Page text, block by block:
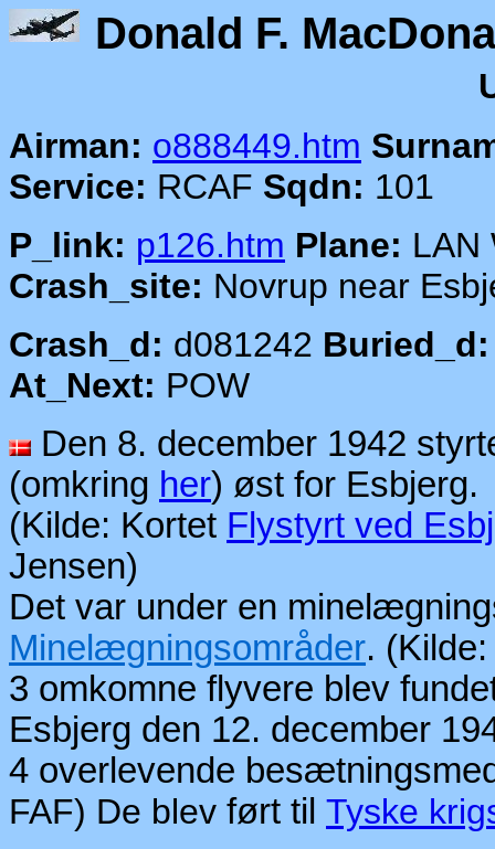
Donald
Airman: o888449.htm
Service: RCAF Sqdn: 101
P_link: p126.htm Plane: LAN
Crash_site: Novrup near
Crash_d: d081242 Buried_d:
At_Next: POW
Den 8. december 1942
(omkring her) øst for Esbjerg.
(Kilde: Kortet Flystyrt ved
Jensen)
Det var under en
Minelægningsområder.
3 omkomne flyvere blev
Esbjerg den 12. december
4 overlevende
FAF) De blev ført til Tyske